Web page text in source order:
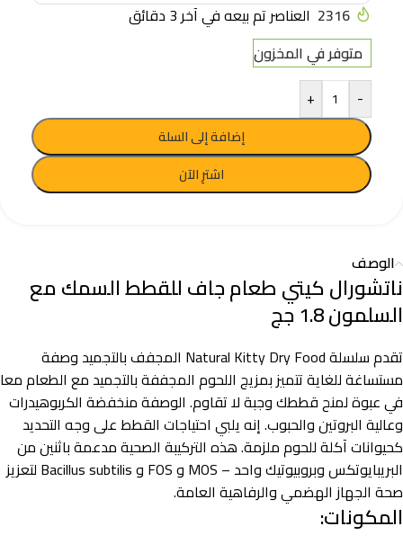
2316 العناصر تم بيعه في آخر 3 دقائق
متوفر في المخزون
-
+
إضافة إلى السلة
اشترِ الآن
الوصف
ناتشورال كيتي طعام جاف للقطط السمك مع
السلمون 1.8 جج
تقدم سلسلة Natural Kitty Dry Food المجفف بالتجميد وصفة
مستساغة للغاية تتميز بمزيج اللحوم المجففة بالتجميد مع الطعام معا
في عبوة لمنح قططك وجبة لا تقاوم. الوصفة منخفضة الكربوهيدرات
وعالية البروتين والحبوب. إنه يلبي احتياجات القطط على وجه التحديد
كحيوانات آكلة للحوم ملزمة. هذه التركيبة الصحية مدعمة باثنين من
البريبايوتكس وبروبيوتيك واحد – MOS و FOS و Bacillus subtilis لتعزيز
صحة الجهاز الهضمي والرفاهية العامة.
المكونات: